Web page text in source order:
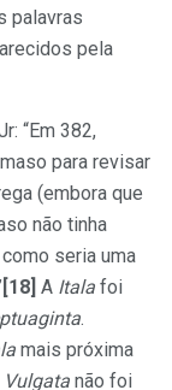
palavras
pela
“Em 382,
para revisar
(embora que
não tinha
seria uma
[18] A Itala foi
.
mais próxima
Vulgata não foi